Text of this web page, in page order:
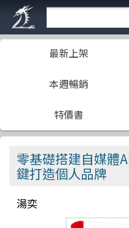
最新上架
本週暢銷
特價書
零基礎搭建自媒體
鍵打造個人品牌
湯奕